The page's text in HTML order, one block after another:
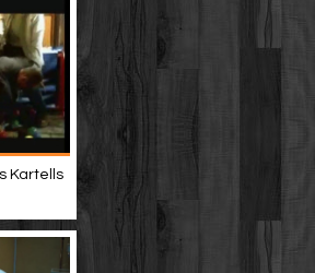
Kartells